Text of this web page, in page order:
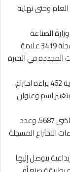
العام وحتى نهاية
الصناعة
والتجارة والتموين، بلغ عدد العلامات التجارية المسجلة 3419 علامة
المجددة في الفترة
وبحسب بيان للمديرية، اليوم الأربعاء، جددت المديرية 462 براءة اختراع،
بتغيير اسم وعنوان
كما بلغ عدد العلامات التجارية المسجلة العام الماضي 5687، وعدد
بلغ عدد براءات الاختراع المسجلة
يتوصل إليها